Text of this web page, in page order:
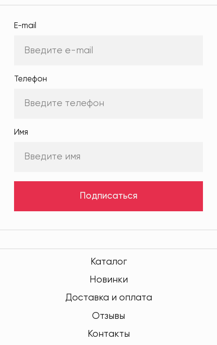
E-mail
Телефон
Имя
Подписаться
Каталог
Новинки
Доставка и оплата
Отзывы
Контакты